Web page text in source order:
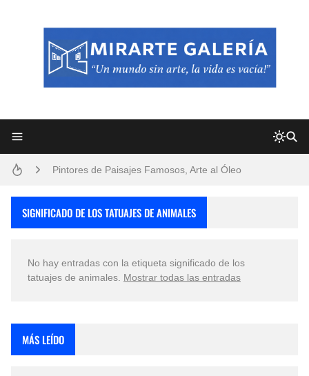
Pintores de Paisajes Famosos, Arte al Óleo
SIGNIFICADO DE LOS TATUAJES DE ANIMALES
No hay entradas con la etiqueta significado de los
tatuajes de animales Mostrar todas las entradas
MÁS LEÍDO